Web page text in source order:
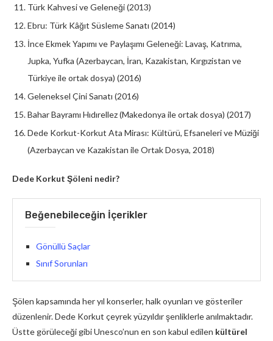
Türk Kahvesi ve Geleneği (2013)
Ebru: Türk Kâğıt Süsleme Sanatı (2014)
İnce Ekmek Yapımı ve Paylaşımı Geleneği: Lavaş, Katrıma,
Jupka, Yufka (Azerbaycan, İran, Kazakistan, Kırgızistan ve
Türkiye ile ortak dosya) (2016)
Geleneksel Çini Sanatı (2016)
Bahar Bayramı Hıdırellez (Makedonya ile ortak dosya) (2017)
Dede Korkut-Korkut Ata Mirası: Kültürü, Efsaneleri ve Müziği
(Azerbaycan ve Kazakistan ile Ortak Dosya, 2018)
Dede Korkut Şöleni nedir?
Beğenebileceğin İçerikler
Gönüllü Saçlar
Sınıf Sorunları
Şölen kapsamında her yıl konserler, halk oyunları ve gösteriler
düzenlenir. Dede Korkut çeyrek yüzyıldır şenliklerle anılmaktadır.
Üstte görüleceği gibi Unesco’nun en son kabul edilen kültürel